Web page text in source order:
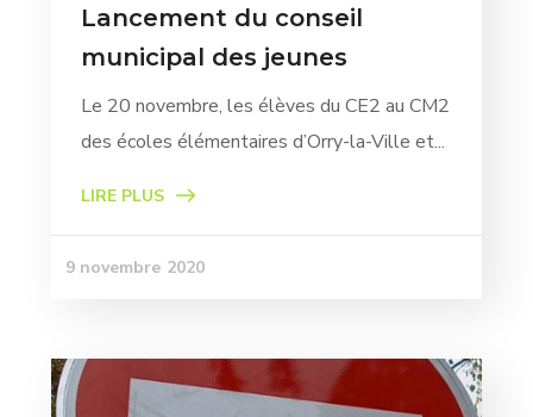
Lancement du conseil
municipal des jeunes
Le 20 novembre, les élèves du CE2 au CM2
des écoles élémentaires d’Orry-la-Ville et...
LIRE PLUS
9 novembre 2020